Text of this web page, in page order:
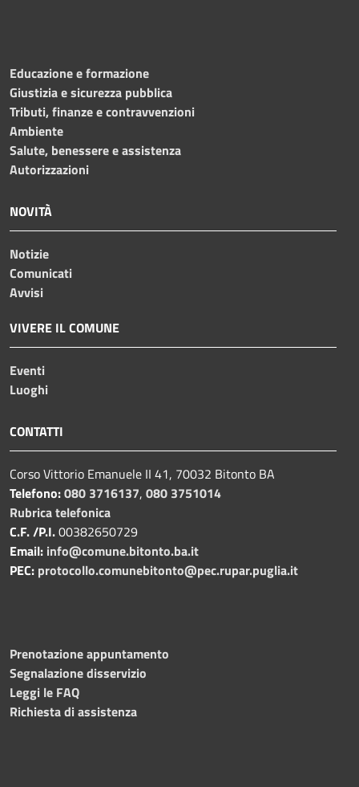
Educazione e formazione
Giustizia e sicurezza pubblica
Tributi, finanze e contravvenzioni
Ambiente
Salute, benessere e assistenza
Autorizzazioni
NOVITÀ
Notizie
Comunicati
Avvisi
VIVERE IL COMUNE
Eventi
Luoghi
CONTATTI
Corso Vittorio Emanuele II 41, 70032 Bitonto BA
Telefono:080 3716137, 080 3751014
Rubrica telefonica
C.F. /P.I.00382650729
Email: info@comune.bitonto.ba.it
PEC: protocollo.comunebitonto@pec.rupar.puglia.it
Prenotazione appuntamento
Segnalazione disservizio
Leggi le FAQ
Richiesta di assistenza